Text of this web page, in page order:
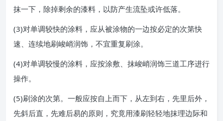
抹一下，除掉剩余的漆料，以防产生流坠或许低落。
(3)对单调较快的涂料，应从被涂物的一边按必定的次第快
速、连续地刷峻峭润饰，不宜重复刷涂。
(4)对单调较慢的涂料，应按涂敷、抹峻峭润饰三道工序进行
操作。
(5)刷涂的次第。一般应按自上而下，从左到右，先里后外，
先斜后直，先难后易的原则，究竟用漆刷轻轻地抹理边际和